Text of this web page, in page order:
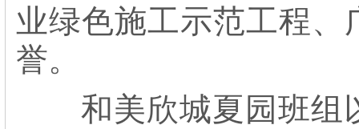
业绿色施工示范工程、
誉。
和美欣城夏园班组以